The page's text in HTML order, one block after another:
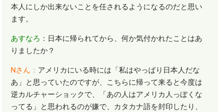
本人にしか出来ないことを任されるようになるのだと思い
ます。
あすなろ ：日本に帰られてから、何か気付かれたことはあ
りましたか？
Nさん ： アメリカにいる時には「私はやっぱり日本人だな
あ」と思っていたのですが、こちらに帰って来ると今度は
逆カルチャーショックで、「あの人はアメリカ人っぽくな
ってる」と思われるのが嫌で、カタカナ語を封印したり、